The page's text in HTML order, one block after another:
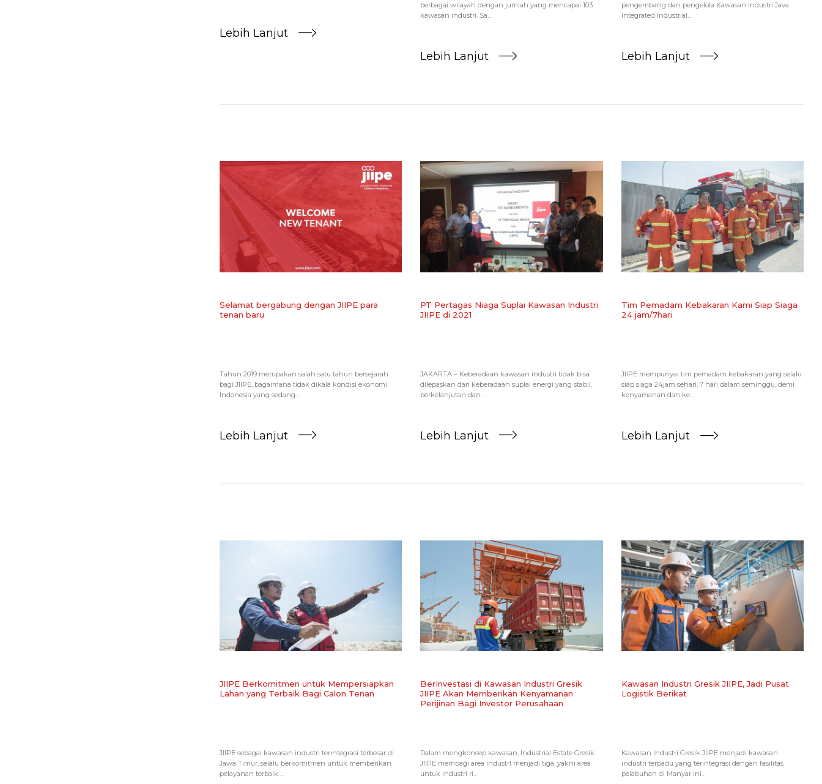
Lebih Lanjut
berbagai wilayah dengan jumlah yang mencapai 103
kawasan industri. Sa...
Lebih Lanjut
pengembang dan pengelola Kawasan Industri Java
Integrated Industrial...
Lebih Lanjut
Selamat bergabung dengan JIIPE para
tenan baru
Tahun 2019 merupakan salah satu tahun bersejarah
bagi JIIPE, bagaimana tidak dikala kondisi ekonomi
Indonesia yang sedang...
Lebih Lanjut
PT Pertagas Niaga Suplai Kawasan Industri
JIIPE di 2021
JAKARTA – Keberadaan kawasan industri tidak bisa
dilepaskan dari keberadaan suplai energi yang stabil,
berkelanjutan dan...
Lebih Lanjut
Tim Pemadam Kebakaran Kami Siap Siaga
24 jam/7hari
JIIPE mempunyai tim pemadam kebakaran yang selalu
siap siaga 24jam sehari, 7 hari dalam seminggu, demi
kenyamanan dan ke...
Lebih Lanjut
JIIPE Berkomitmen untuk Mempersiapkan
Lahan yang Terbaik Bagi Calon Tenan
JIIPE sebagai kawasan industri terintegrasi terbesar di
Jawa Timur, selalu berkomitmen untuk memberikan
pelayanan terbaik ...
BerInvestasi di Kawasan Industri Gresik
JIIPE Akan Memberikan Kenyamanan
Perijinan Bagi Investor Perusahaan
Dalam mengkonsep kawasan, Industrial Estate Gresik
JIIPE membagi area industrI menjadi tiga, yakni area
untuk industrI ri...
Kawasan Industri Gresik JIIPE, Jadi Pusat
Logistik Berikat
Kawasan Industri Gresik JIIPE menjadi kawasan
industri terpadu yang terintegrasi dengan fasilitas
pelabuhan di Manyar ini...